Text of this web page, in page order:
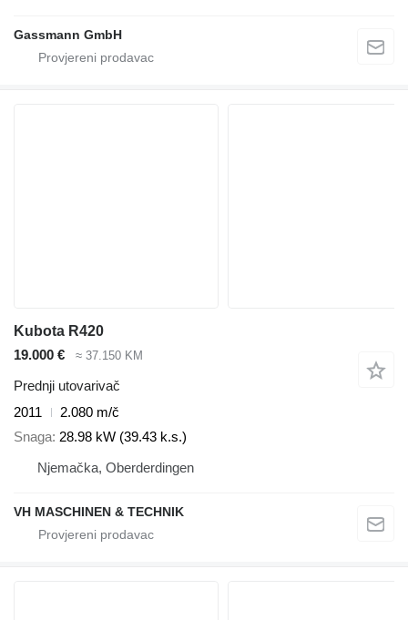
Gassmann GmbH
Kubota R420
19.000 €
≈ 37.150 KM
Prednji utovarivač
2011
2.080 m/č
Snaga 28.98 kW (39.43 k.s.)
Njemačka, Oberderdingen
VH MASCHINEN & TECHNIK